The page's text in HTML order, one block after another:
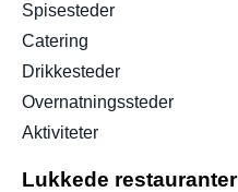
Spisesteder
Catering
Drikkesteder
Overnatningssteder
Aktiviteter
Lukkede restauranter